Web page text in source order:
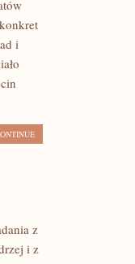
i
z
i z